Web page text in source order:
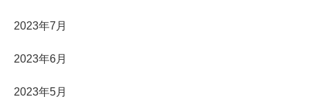
2023年7月
2023年6月
2023年5月